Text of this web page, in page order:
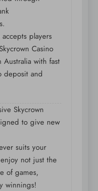
players
Casino
with fast
deposit and
Skycrown
to give new
suits your
not just the
of games,
winnings!